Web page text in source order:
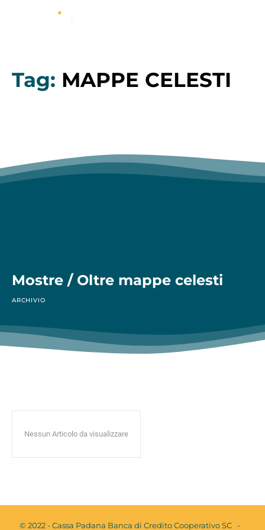
Tag: MAPPE CELESTI
Mostre / Oltre mappe celesti
ARCHIVIO
Nessun Articolo da visualizzare
© 2022 - Cassa Padana Banca di Credito Cooperativo SC -